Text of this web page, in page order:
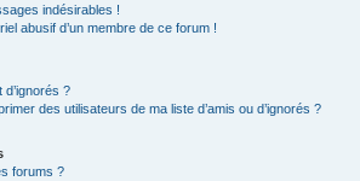
indésirables !
abusif d’un membre de ce forum !
d’ignorés ?
des utilisateurs de ma liste d’amis ou d’ignorés ?
forums ?